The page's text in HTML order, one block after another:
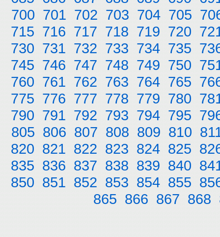
700 701 702 703 704 705
715 716 717 718 719 720
730 731 732 733 734 735
745 746 747 748 749 750
760 761 762 763 764 765
775 776 777 778 779 780
790 791 792 793 794 795
805 806 807 808 809 810
820 821 822 823 824 825
835 836 837 838 839 840
850 851 852 853 854 855
865 866 867 868